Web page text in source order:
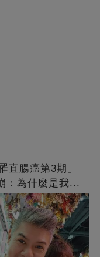
直腸癌第3期」
：為什麼是我...